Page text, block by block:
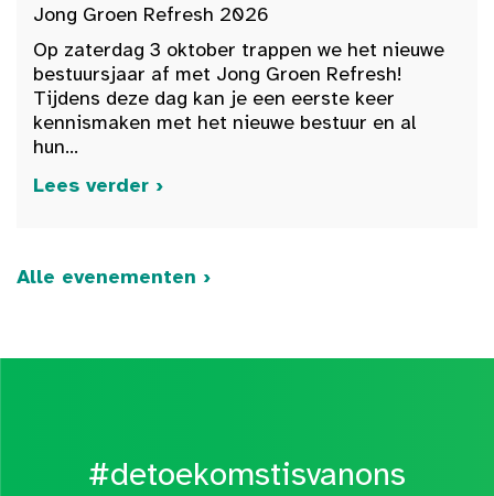
Jong Groen Refresh 2026
Op zaterdag 3 oktober trappen we het nieuwe
bestuursjaar af met Jong Groen Refresh!
Tijdens deze dag kan je een eerste keer
kennismaken met het nieuwe bestuur en al
hun...
Lees verder ›
Alle evenementen ›
#detoekomstisvanons